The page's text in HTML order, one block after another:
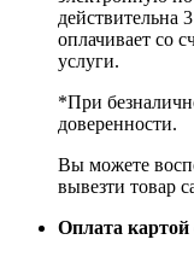
действительна
оплачивает со
услуги.
*При
доверенности.
Вы можете
вывезти товар
Оплата картой